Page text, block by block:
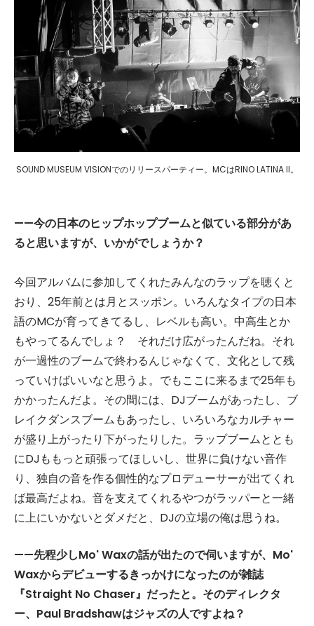
SOUND MUSEUM VISIONでのリリースパーティー。MCはRINO LATINA II。
——今の日本のヒップホップブームと似ている部分があ
ると思いますが、いかがでしょうか？
今回アルバムに参加してくれたみんなのラップを聴くと
おり、25年前とは月とスッポン。いろんなタイプの日本
語のMCが育ってきてるし、レベルも高い。中高生とか
もやってるんでしょ？ それだけ広がったんだね。それ
が一過性のブームで終わるんじゃなくて、文化として残
っていけばいいなと思うよ。でもここに来るまで25年も
かかったんだよ。その間には、DJブームがあったし、ブ
レイクダンスブームもあったし、いろいろなカルチャー
が盛り上がったり下がったりした。ラップブームととも
にDJももっと頑張ってほしいし、世界に負けない音作
り、独自の音を作る個性的なプロデューサーが出てくれ
ば最高だよね。音を支えてくれるやつがラッパーと一緒
に上にいかないとダメだと、DJの立場の俺は思うね。
——先程少しMo' Waxの話が出たので伺いますが、 Mo'
Waxからデビューするきっかけになったのが雑誌
『Straight No Chaser』だったと。そのディレクタ
ー、 Paul Bradshawはジャズの人ですよね？